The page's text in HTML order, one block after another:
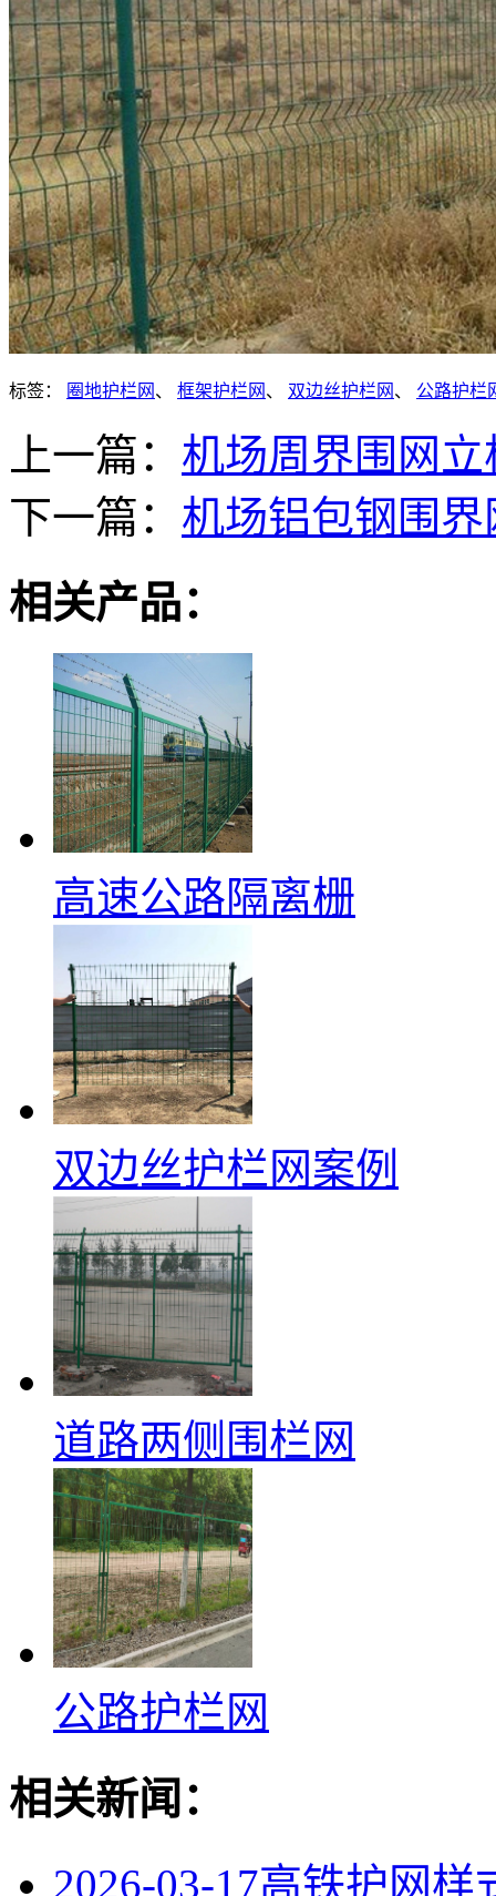
标签： 圈地护栏网 、 框架护栏网 、 双边丝护栏网 、 公路护栏
上一篇： 机场周界围网
下一篇： 机场铝包钢围
相关产品：
高速公路隔离栅
双边丝护栏网案例
道路两侧围栏网
公路护栏网
相关新闻：
2026-03-17高铁护网样